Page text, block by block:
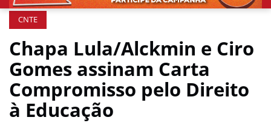
CNTE
Chapa Lula/Alckmin e Ciro
Gomes assinam Carta
Compromisso pelo Direito
à Educação